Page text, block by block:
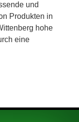
und
Produkten in
hohe
eine